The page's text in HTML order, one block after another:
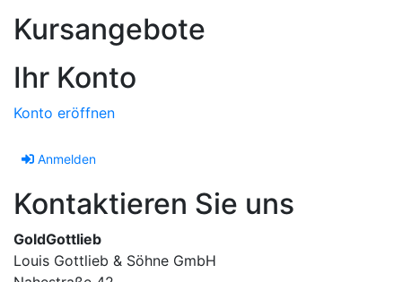
Kursangebote
Ihr Konto
Konto eröffnen
Anmelden
Kontaktieren Sie uns
GoldGottlieb
Louis Gottlieb & Söhne GmbH